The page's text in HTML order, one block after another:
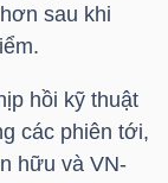
sau khi
hồi kỹ thuật
các phiên tới,
hữu và VN-